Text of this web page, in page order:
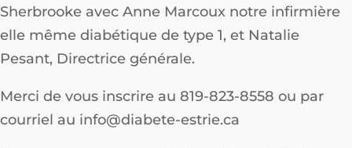
Sherbrooke avec Anne Marcoux notre infirmière
elle même diabétique de type 1, et Natalie
Pesant, Directrice générale.
Merci de vous inscrire au 819-823-8558 ou par
courriel au info@diabete-estrie.ca